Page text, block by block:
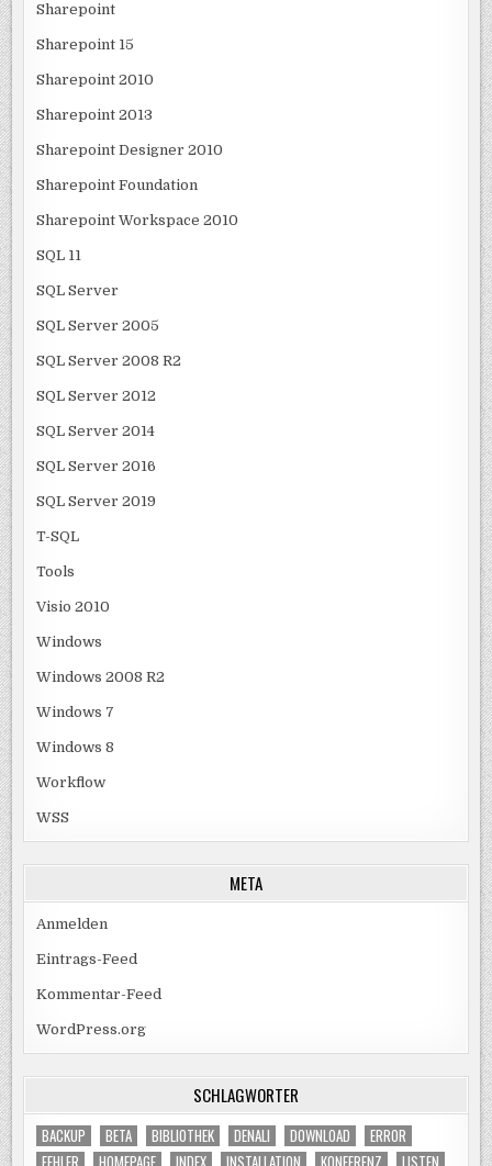
Sharepoint
Sharepoint 15
Sharepoint 2010
Sharepoint 2013
Sharepoint Designer 2010
Sharepoint Foundation
Sharepoint Workspace 2010
SQL 11
SQL Server
SQL Server 2005
SQL Server 2008 R2
SQL Server 2012
SQL Server 2014
SQL Server 2016
SQL Server 2019
T-SQL
Tools
Visio 2010
Windows
Windows 2008 R2
Windows 7
Windows 8
Workflow
WSS
META
Anmelden
Eintrags-Feed
Kommentar-Feed
WordPress.org
SCHLAGWÖRTER
BACKUP BETA BIBLIOTHEK DENALI DOWNLOAD
ERROR